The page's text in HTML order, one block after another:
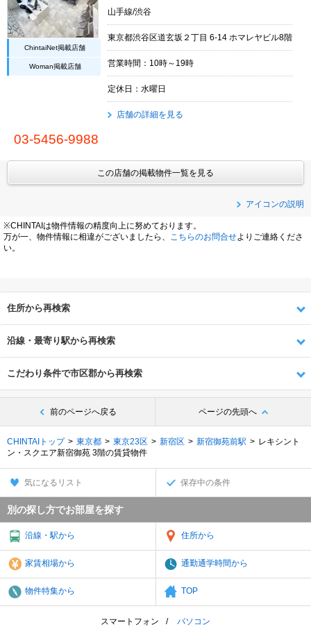
ChintaiNet掲載店舗
Woman掲載店舗
山手線/渋谷
東京都渋谷区道玄坂２丁目 6-14 ホマレヤビル8階
営業時間：10時～19時
定休日：水曜日
店舗の詳細を見る
03-5456-9988
この店舗の掲載物件一覧を見る
アイコンの説明
※CHINTAIは物件情報の精度向上に努めております。
万が一、物件情報に相違がございましたら、
こちらのお問合せよりご連絡くださ
い。
住所から再検索
沿線・最寄り駅から再検索
こだわり条件で市区郡から再検索
前のページへ戻る ページの先頭へ
CHINTAIトップ 東京都 東京23区 新宿区 新宿御苑前駅
レキシント
ン・スクエア新宿御苑 3階の賃貸物件
気になるリスト 保存中の条件
別の探し方でお部屋を探す
沿線・駅から 住所から
家賃相場から 通勤通学時間から
物件特集から TOP
スマートフォン パソコン